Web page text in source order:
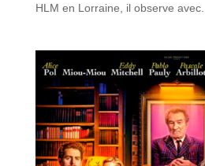
HLM en Lorraine, il observe avec...